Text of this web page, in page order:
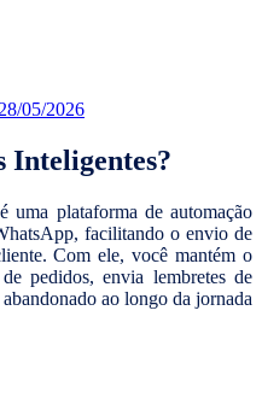
05/2026
Inteligentes?
uma plataforma de automação
facilitando o envio de
Com ele, você mantém o
pedidos, envia lembretes de
ao longo da jornada